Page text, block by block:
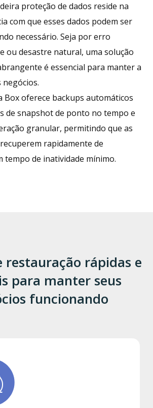
proteção de dados reside na
com que esses dados podem ser
necessário. Seja por erro
ou desastre natural, uma solução
é essencial para manter a
Box oferece backups automáticos
de snapshot de ponto no tempo e
granular, permitindo que as
rapidamente de
tempo de inatividade mínimo.
restauração rápidas e
para manter seus
funcionando